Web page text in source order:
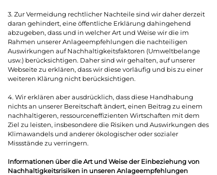
3. Zur Vermeidung rechtlicher Nachteile sind wir daher derzeit
daran gehindert, eine öffentliche Erklärung dahingehend
abzugeben, dass und in welcher Art und Weise wir die im
Rahmen unserer Anlageempfehlungen die nachteiligen
Auswirkungen auf Nachhaltigkeitsfaktoren (Umweltbelange
usw.) berücksichtigen. Daher sind wir gehalten, auf unserer
Webseite zu erklären, dass wir diese vorläufig und bis zu einer
weiteren Klärung nicht berücksichtigen.
4. Wir erklären aber ausdrücklich, dass diese Handhabung
nichts an unserer Bereitschaft ändert, einen Beitrag zu einem
nachhaltigeren, ressourceneffizienten Wirtschaften mit dem
Ziel zu leisten, insbesondere die Risiken und Auswirkungen des
Klimawandels und anderer ökologischer oder sozialer
Missstände zu verringern.
Informationen über die Art und Weise der Einbeziehung von
Nachhaltigkeitsrisiken in unseren Anlageempfehlungen